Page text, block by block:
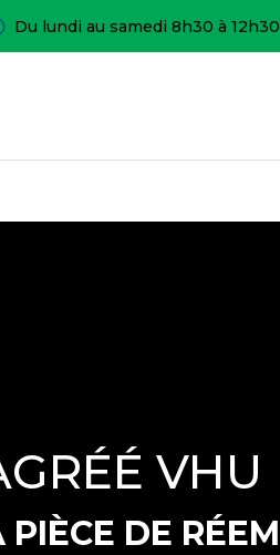
Du lundi au samedi 8h30 à
VHU
DE